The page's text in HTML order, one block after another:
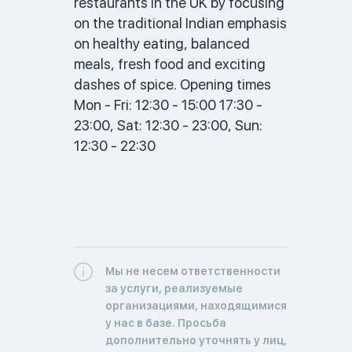
on the traditional Indian emphasis
on healthy eating, balanced
meals, fresh food and exciting
dashes of spice. Opening times
Mon - Fri: 12:30 - 15:00 17:30 -
23:00, Sat: 12:30 - 23:00, Sun:
12:30 - 22:30
Мы не несем ответственности
за услуги, реализуемые
организациями, находящимися
у нас в базе. Просьба
дополнительно уточнять у лиц,